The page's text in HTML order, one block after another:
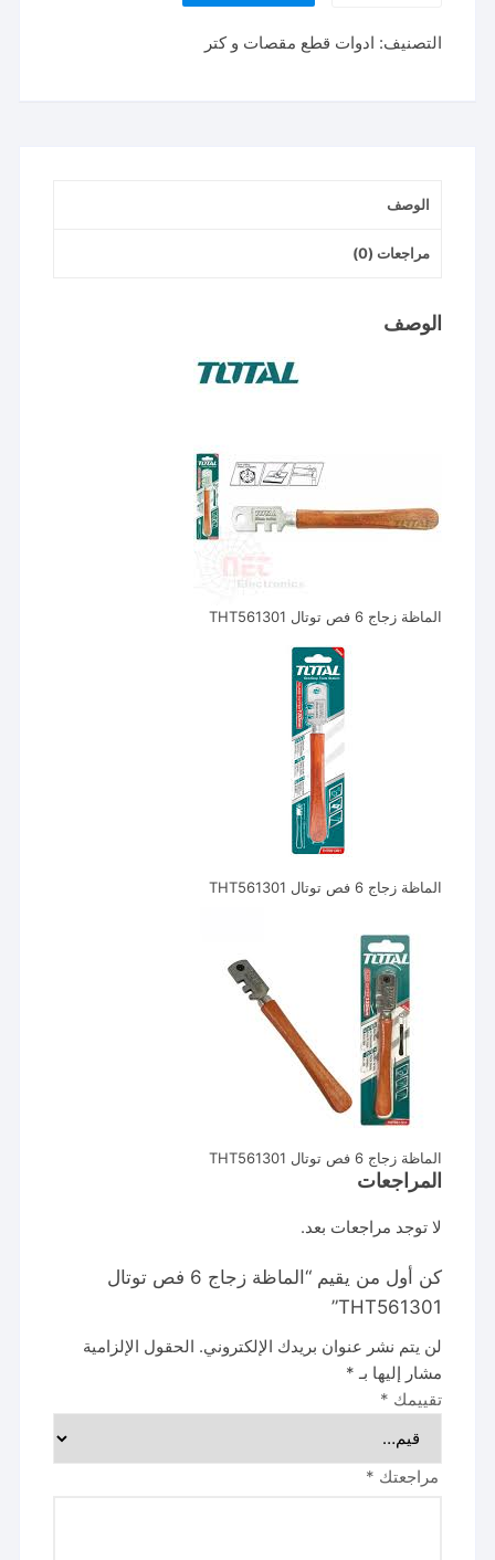
6
التصنيف: ادوات قطع مقصات و كتر
الوصف
مراجعات (0)
الوصف
الماظة زجاج 6 فص توتال THT561301
الماظة زجاج 6 فص توتال THT561301
الماظة زجاج 6 فص توتال THT561301
المراجعات
لا توجد مراجعات بعد.
كن أول من يقيم “الماظة زجاج 6 فص توتال
THT561301”
لن يتم نشر عنوان بريدك الإلكتروني. الحقول الإلزامية
مشار إليها بـ *
تقييمك *
مراجعتك *